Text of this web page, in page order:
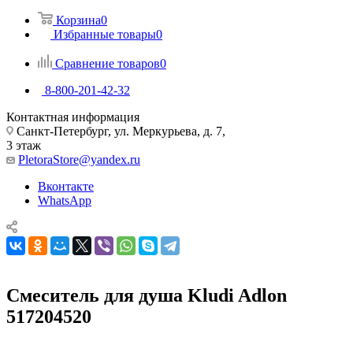
Корзина0
Избранные товары0
Сравнение товаров0
8-800-201-42-32
Контактная информация
Санкт-Петербург, ул. Меркурьева, д. 7,
3 этаж
PletoraStore@yandex.ru
Вконтакте
WhatsApp
Смеситель для душа Kludi Adlon
517204520